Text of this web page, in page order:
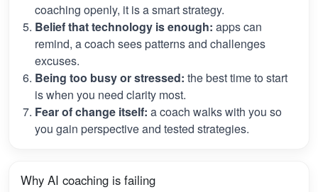
coaching openly, it is a smart strategy.
Belief that technology is enough: apps can
remind, a coach sees patterns and challenges
excuses.
Being too busy or stressed: the best time to start
is when you need clarity most.
Fear of change itself: a coach walks with you so
you gain perspective and tested strategies.
Why AI coaching is failing